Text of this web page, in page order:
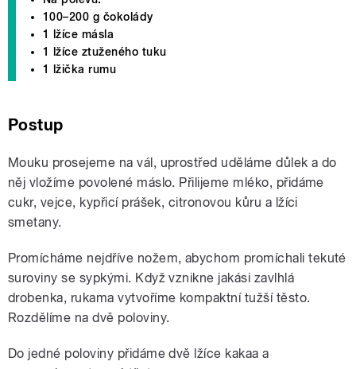
100–200 g čokolády
1 lžíce másla
1 lžíce ztuženého tuku
1 lžička rumu
Postup
Mouku prosejeme na vál, uprostřed uděláme důlek a do
něj vložíme povolené máslo. Přilijeme mléko, přidáme
cukr, vejce, kypřicí prášek, citronovou kůru a lžíci
smetany.
Promícháme nejdříve nožem, abychom promíchali tekuté
suroviny se sypkými. Když vznikne jakási zavlhlá
drobenka, rukama vytvoříme kompaktní tužší těsto.
Rozdělíme na dvě poloviny.
Do jedné poloviny přidáme dvě lžíce kakaa a